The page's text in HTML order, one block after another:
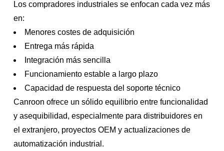
Los compradores industriales se enfocan cada vez más
en:
Menores costes de adquisición
Entrega más rápida
Integración más sencilla
Funcionamiento estable a largo plazo
Capacidad de respuesta del soporte técnico
Canroon ofrece un sólido equilibrio entre funcionalidad
y asequibilidad, especialmente para distribuidores en
el extranjero, proyectos OEM y actualizaciones de
automatización industrial.